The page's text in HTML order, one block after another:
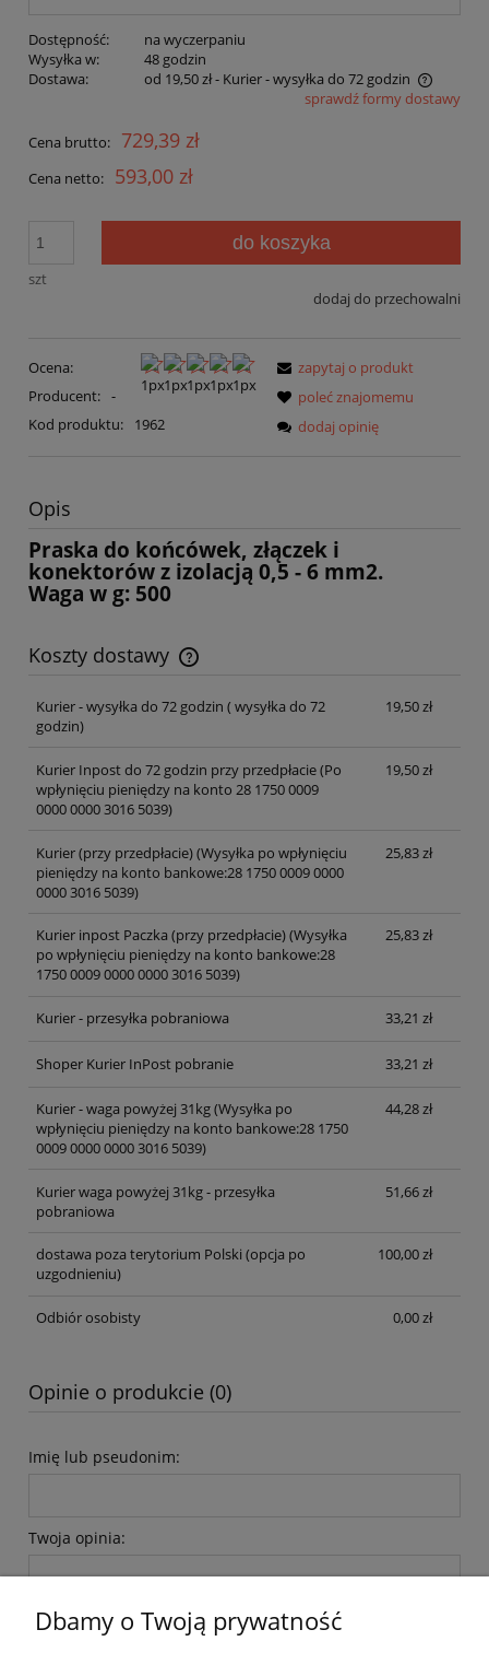
Dostępność:
na wyczerpaniu
Wysyłka w:
48 godzin
Dostawa:
od 19,50 zł- Kurier - wysyłka do 72 godzin
Cena nie zawiera ewentualnych kosztów płatnościsprawdź formy dostawy
Cena brutto: 729,39 zł
Cena netto: 593,00 zł
szt
do koszyka
dodaj do przechowalni
Ocena:
Producent: -
Kod produktu:
1962
zapytaj o produkt
poleć znajomemu
dodaj opinię
Opis
Praska do końcówek, złączek i
konektorów z izolacją 0,5 - 6 mm2.
Waga w g: 500
Koszty dostawy
Cena nie zawiera ewentualnych kosztów płatności
Kurier - wysyłka do 72 godzin ( wysyłka do 72
godzin)
19,50 zł
Kurier Inpost do 72 godzin przy przedpłacie(Po
wpłynięciu pieniędzy na konto 28 1750 0009
0000 0000 3016 5039)
19,50 zł
Kurier (przy przedpłacie)(Wysyłka po wpłynięciu
pieniędzy na konto bankowe:28 1750 0009 0000
0000 3016 5039)
25,83 zł
Kurier inpost Paczka (przy przedpłacie)(Wysyłka
po wpłynięciu pieniędzy na konto bankowe:28
1750 0009 0000 0000 3016 5039)
25,83 zł
Kurier - przesyłka pobraniowa 33,21 zł
Shoper Kurier InPost pobranie 33,21 zł
Kurier - waga powyżej 31kg(Wysyłka po
wpłynięciu pieniędzy na konto bankowe:28 1750
0009 0000 0000 3016 5039)
44,28 zł
Kurier waga powyżej 31kg - przesyłka
pobraniowa
51,66 zł
dostawa poza terytorium Polski (opcja po
uzgodnieniu)
100,00 zł
Odbiór osobisty 0,00 zł
Opinie o produkcie (0)
Imię lub pseudonim:
Twoja opinia:
Dbamy o Twoją prywatność